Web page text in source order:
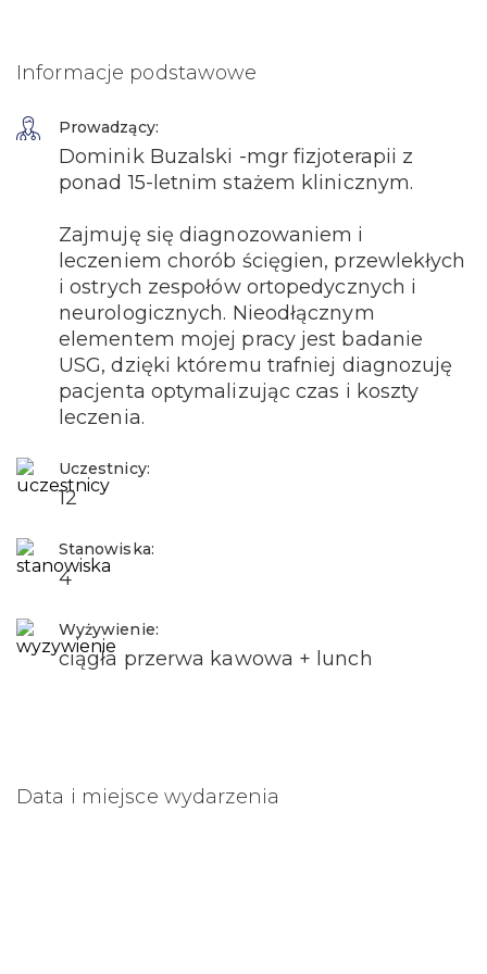
Informacje podstawowe
Prowadzący:
Dominik Buzalski -mgr fizjoterapii z
ponad 15-letnim stażem klinicznym.
Zajmuję się diagnozowaniem i
leczeniem chorób ścięgien, przewlekłych
i ostrych zespołów ortopedycznych i
neurologicznych. Nieodłącznym
elementem mojej pracy jest badanie
USG, dzięki któremu trafniej diagnozuję
pacjenta optymalizując czas i koszty
leczenia.
Uczestnicy:
12
Stanowiska:
4
Wyżywienie:
ciągła przerwa kawowa + lunch
Data i miejsce wydarzenia